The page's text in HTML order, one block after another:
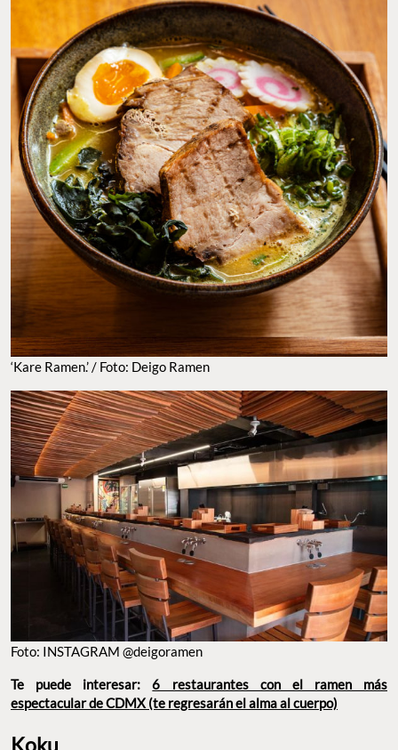
‘Kare Ramen.’ / Foto: Deigo Ramen
Foto: INSTAGRAM @deigoramen
Te puede interesar:6 restaurantes con el ramen más
espectacular de CDMX (te regresarán el alma al cuerpo)
Koku